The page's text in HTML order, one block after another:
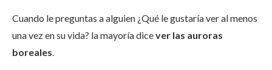
Cuando le preguntas a alguien ¿Qué le gustaría ver al menos
una vez en su vida? la mayoría dicever las auroras
boreales